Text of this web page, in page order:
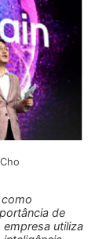
como
de
empresa utiliza